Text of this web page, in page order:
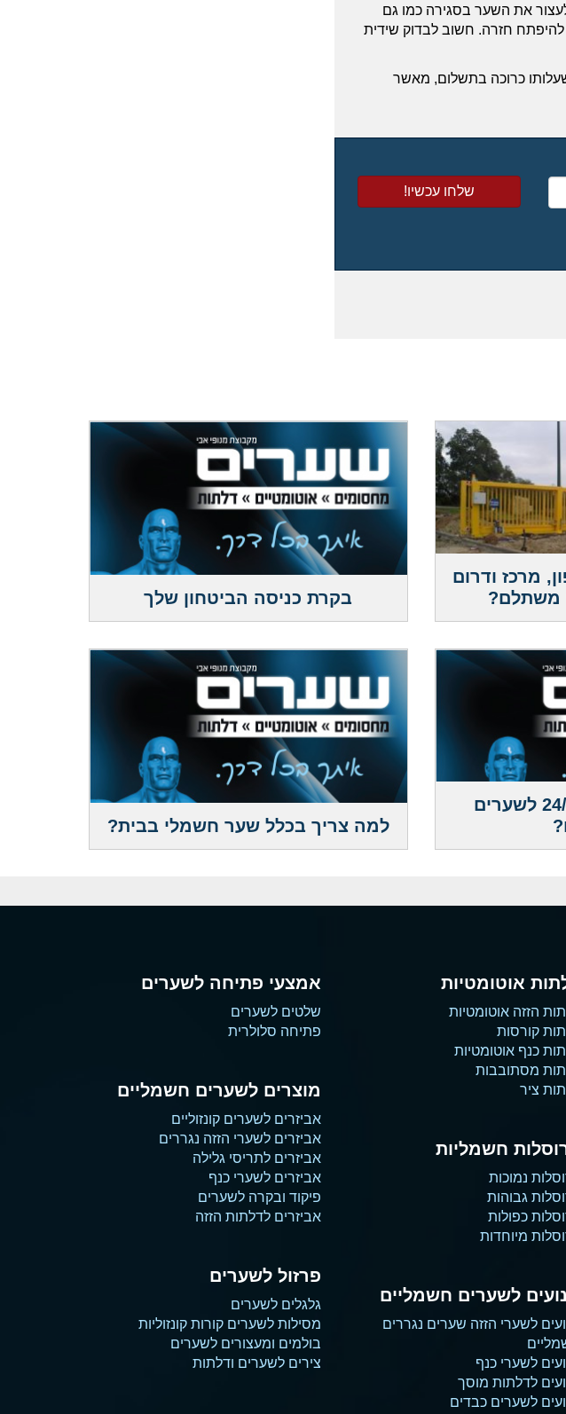
את השער בסגירה כמו גם
חזרה. חשוב לבדוק שידית
כרוכה בתשלום, מאשר
מרכז ודרום
משתלם?
בקרת כניסה הביטחון שלך
למה חשוב שרות 24/7 לשערים
למה צריך בכלל שער חשמלי בבית?
אוטומטיות
הזזה אוטומטיות
קורסות
כנף אוטומטיות
מסתובבות
ציר
חשמליות
נמוכות
גבוהות
כפולות
מיוחדות
לשערים חשמליים
לשערי הזזה שערים נגררים
לשערי כנף
לדלתות מוסך
לשערים כבדים
אמצעי פתיחה לשערים
שלטים לשערים
פתיחה סלולרית
מוצרים לשערים חשמליים
אביזרים לשערים קונזוליים
אביזרים לשערי הזזה נגררים
אביזרים לתריסי גלילה
אביזרים לשערי כנף
פיקוד ובקרה לשערים
אביזרים לדלתות הזזה
פרזול לשערים
גלגלים לשערים
מסילות לשערים קורות קונזוליות
בולמים ומעצורים לשערים
צירים לשערים ודלתות